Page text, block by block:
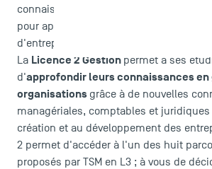
connaissances transversales en
pour appréhender toutes les facettes de
d'entreprise et du management
La Licence 2 Gestion permet à ses
d'approfondir leurs connaissances en
organisations grâce à de nouvelles
managériales, comptables et
création et au développement des
2 permet d'accéder à l'un des huit
proposés par TSM en L3 ; à vous de